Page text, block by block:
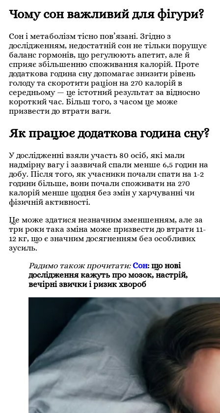
Чому сон важливий для фігури?
Сон і метаболізм тісно пов’язані. Згідно з
дослідженням, недостатній сон не тільки порушує
баланс гормонів, що регулюють апетит, але й
сприяє збільшенню споживання калорій. Проте
додаткова година сну допомагає знизити рівень
голоду та скоротити раціон на 270 калорій в
середньому — це істотний результат за відносно
короткий час. Більш того, з часом це може
призвести до втрати ваги.
Як працює додаткова година сну?
У дослідженні взяли участь 80 осіб, які мали
надмірну вагу і зазвичай спали менше 6,5 годин на
добу. Після того, як учасники почали спати на 1-2
години більше, вони почали споживати на 270
калорій менше щодня без змін у харчуванні чи
фізичній активності.
Це може здатися незначним зменшенням, але за
три роки така зміна може призвести до втрати 11-
12 кг, що є значним досягненням без особливих
зусиль.
Радимо також прочитати: Сон: що нові
дослідження кажуть про мозок, настрій,
вечірні звички і ризик хвороб